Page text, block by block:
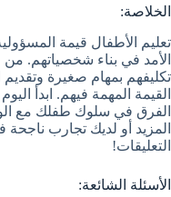
الخلاصة:
تعليم الأطفال قيمة
الأمد في بناء شخصياتهم.
تكليفهم بمهام صغيرة
القيمة المهمة فيهم. ابدأ
الفرق في سلوك طفلك مع
المزيد أو لديك تجارب
التعليقات!
الأسئلة الشائعة: